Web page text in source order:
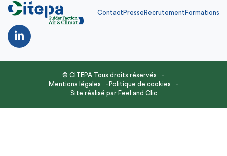
Contact Presse Recrutement Formations
© CITEPA Tous droits réservés
Mentions légales
Politique de cookies
Site réalisé par Feel and Clic